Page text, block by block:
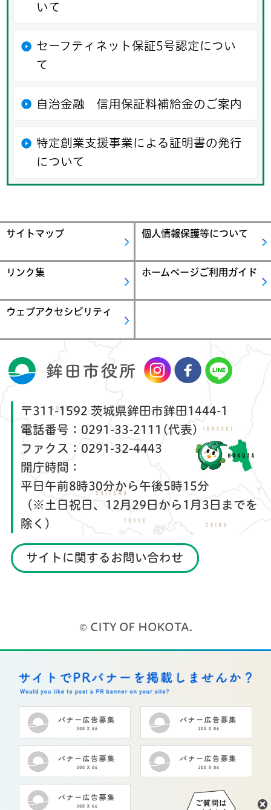
いて
セーフティネット保証5号認定につい
て
自治金融 信用保証料補給金のご案内
特定創業支援事業による証明書の発行
について
サイトマップ 個人情報保護等について
リンク集 ホームページご利用ガイド
ウェブアクセシビリティ
〒311-1592 茨城県鉾田市鉾田1444-1
電話番号： 0291-33-2111(代表)
ファクス： 0291-32-4443
開庁時間：
平日午前8時30分から午後5時15分
（※土日祝日、12月29日から1月3日までを
除く）
サイトに関するお問い合わせ
© CITY OF HOKOTA.